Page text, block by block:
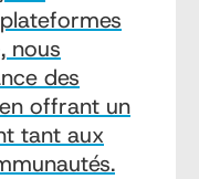
nous
des
offrant un
tant aux